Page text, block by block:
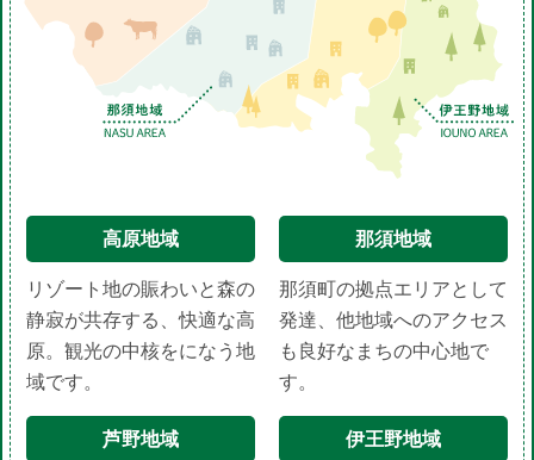
高原地域
リゾート地の賑わいと森の
静寂が共存する、快適な高
原。観光の中核をになう地
域です。
那須地域
那須町の拠点エリアとして
発達、他地域へのアクセス
も良好なまちの中心地で
す。
芦野地域 伊王野地域